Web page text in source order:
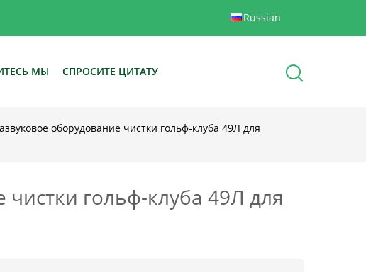
Russian
МЫ СПРОСИТЕ ЦИТАТУ
оборудование чистки гольф-клуба 49Л для
гольф-клуба 49Л для